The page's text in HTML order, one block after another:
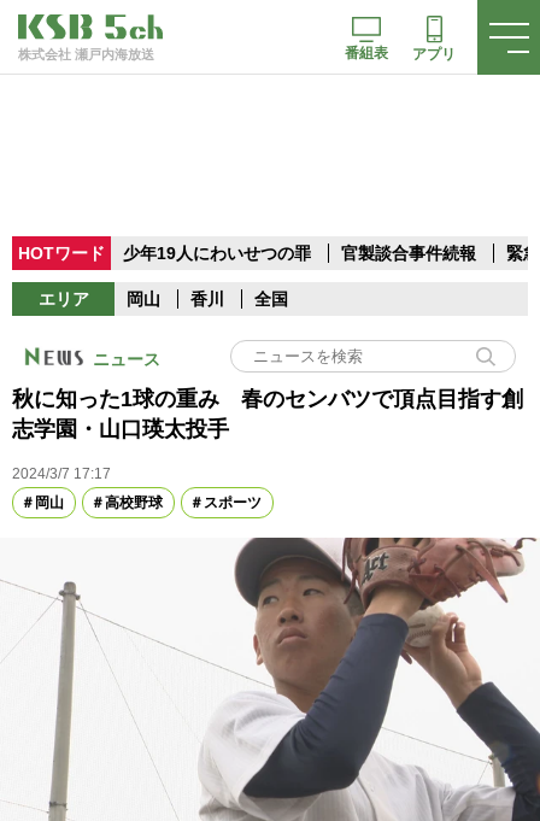
株式会社 瀬戸内海放送 番組表 アプリ
HOTワード 少年19人にわいせつの罪 官製談合事件続報 緊
エリア 岡山 香川 全国
ニュース
秋に知った1球の重み 春のセンバツで頂点目指す創
志学園・山口瑛太投手
2024/3/7 17:17
岡山
高校野球 スポーツ